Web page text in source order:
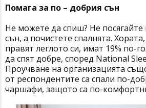
Помага за по – добрия сън
Не можете да спиш? Не посягайте
сън, а почистете спалнята.
правят леглото си, имат 19% по-
да спят добре, според National
Проучване на организацията
от респондентите са спали по-
чаршафи, защото са по-